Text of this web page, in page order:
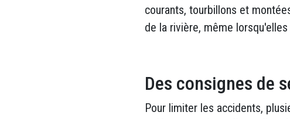
courants, tourbillons et
de la rivière, même
Des consignes de
Pour limiter les accidents,